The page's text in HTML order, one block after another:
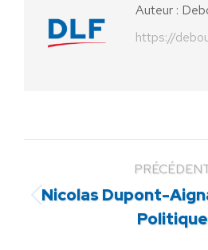
Auteur :
https://
Article
Nicolas Dupont-
Politique